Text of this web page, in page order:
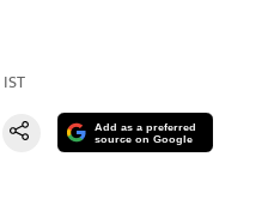
IST
Add as a preferred
source on Google